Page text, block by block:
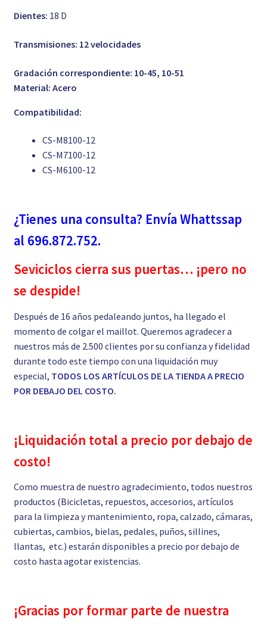
Dientes: 18 D
Transmisiones: 12 velocidades
Gradación correspondiente: 10-45, 10-51
Material: Acero
Compatibilidad:
CS-M8100-12
CS-M7100-12
CS-M6100-12
¿Tienes una consulta? Envía Whattssap
al 696.872.752.
Seviciclos cierra sus puertas… ¡pero no
se despide!
Después de 16 años pedaleando juntos, ha llegado el
momento de colgar el maillot. Queremos agradecer a
nuestros más de 2.500 clientes por su confianza y fidelidad
durante todo este tiempo con una liquidación muy
especial, TODOS LOS ARTÍCULOS DE LA TIENDA A PRECIO
POR DEBAJO DEL COSTO.
¡Liquidación total a precio por debajo de
costo!
Como muestra de nuestro agradecimiento, todos nuestros
productos (Bicicletas, repuestos, accesorios, artículos
para la limpieza y mantenimiento, ropa, calzado, cámaras,
cubiertas, cambios, bielas, pedales, puños, sillines,
llantas, etc.) estarán disponibles a precio por debajo de
costo hasta agotar existencias.
¡Gracias por formar parte de nuestra